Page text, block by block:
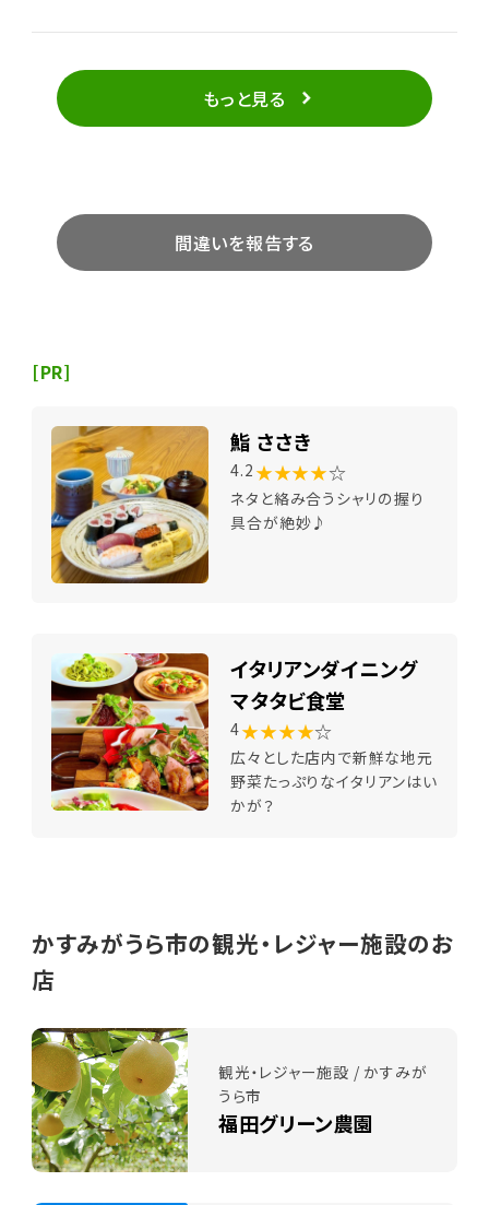
もっと見る
間違いを報告する
[PR]
鮨 ささき
4.2 ★★★★☆
ネタと絡み合うシャリの握り
具合が絶妙♪
イタリアンダイニング
マタタビ食堂
4★★★★☆
広々とした店内で新鮮な地元
野菜たっぷりなイタリアンはい
かが？
かすみがうら市の観光・レジャー施設のお
店
観光・レジャー施設 / かすみが
うら市
福田グリーン農園